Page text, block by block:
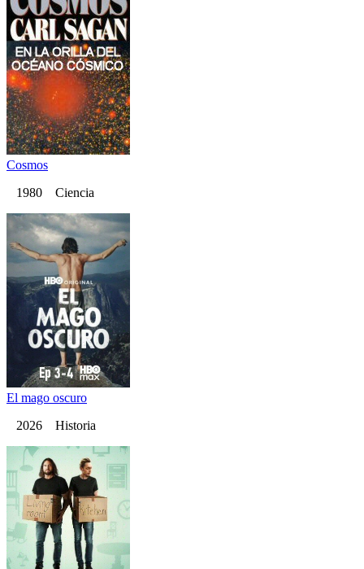
Cosmos
1980 Ciencia
El mago oscuro
2026 Historia